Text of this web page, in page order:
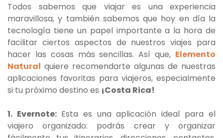
Todos sabemos que viajar es una experiencia
maravillosa, y también sabemos que hoy en día la
tecnología tiene un papel importante a la hora de
facilitar ciertos aspectos de nuestros viajes para
hacer las cosas más sencillas. Así que, Elemento
Natural quiere recomendarte algunas de nuestras
aplicaciones favoritas para viajeros, especialmente
si tu próximo destino es ¡Costa Rica!
1. Evernote: Esta es una aplicación ideal para el
viajero organizado: podrás crear y organizar